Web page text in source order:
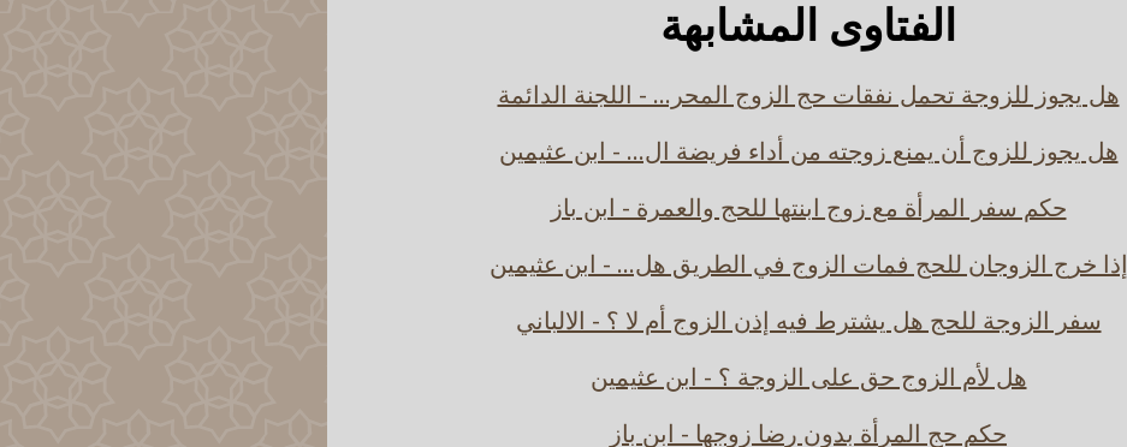
الفتاوى المشابهة
هل يجوز للزوجة تحمل نفقات حج الزوج المحر... - اللجنة الدائمة
هل يجوز للزوج أن يمنع زوجته من أداء فريضة ال... - ابن عثيمين
حكم سفر المرأة مع زوج ابنتها للحج والعمرة - ابن باز
إذا خرج الزوجان للحج فمات الزوج في الطريق هل... - ابن عثيمين
سفر الزوجة للحج هل يشترط فيه إذن الزوج أم لا ؟ - الالباني
هل لأم الزوج حق على الزوجة ؟ - ابن عثيمين
حكم حج المرأة بدون رضا زوجها - ابن باز